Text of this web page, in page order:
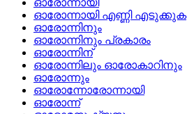
ഓരോന്നായി
ഓരോന്നായി എണ്ണി എടുക്കുക
ഓരോന്നിനും
ഓരോന്നിനും പ്രകാരം
ഓരോന്നിന്
ഓരോന്നിലും ഓരോകാറിനും
ഓരോന്നും
ഓരോന്നോരോന്നായി
ഓരോന്ന്